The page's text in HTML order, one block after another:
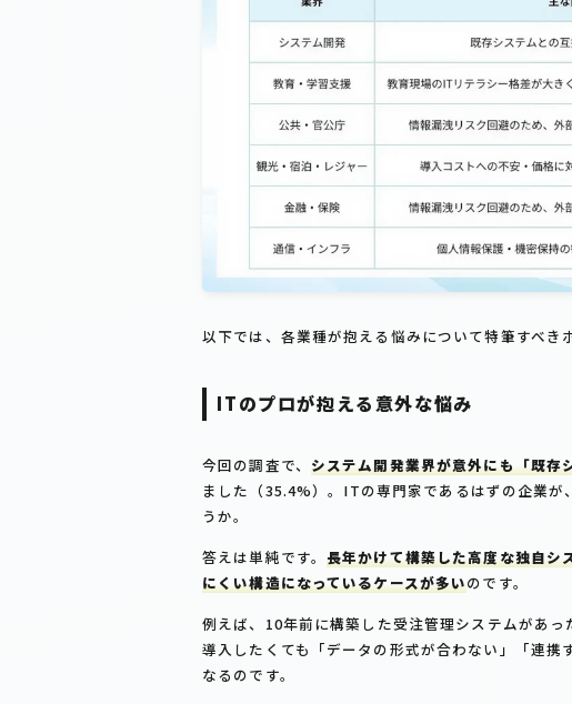
以下では、各業種が抱える悩みについて特筆すべき
ITのプロが抱える意外な悩み
今回の調査で、 システム開発業界が意外にも「既存
ました（35.4%）。ITの専門家であるはずの企業が
うか。
答えは単純です。長年かけて構築した高度な独自シ
にくい構造になっているケースが多いのです。
例えば、10年前に構築した受注管理システムがあ
導入したくても「データの形式が合わない」「連携
なるのです。